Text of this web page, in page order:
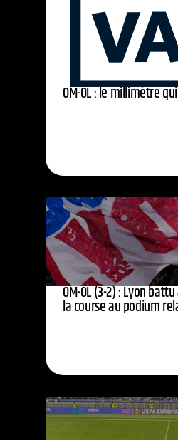
OM-OL : le millimètre
OM-OL (3-2) : Lyon
la course au podium